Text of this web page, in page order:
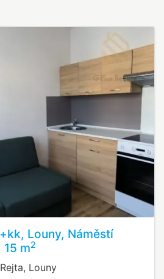
Louny, Náměstí
15 m2
Louny